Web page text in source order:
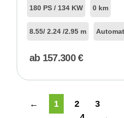
180 PS / 134 KW 0 km
8.55/ 2.24 /2.95 m
ab 157.300€
← 1 2
3